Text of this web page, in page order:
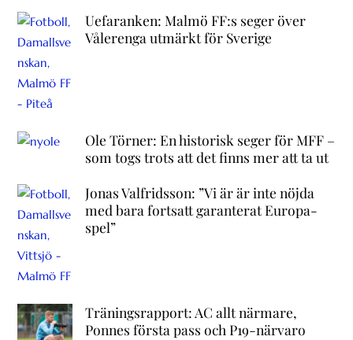
Uefaranken: Malmö FF:s seger över
Vålerenga utmärkt för Sverige
Ole Törner: En historisk seger för MFF –
som togs trots att det finns mer att ta ut
Jonas Valfridsson: ”Vi är är inte nöjda
med bara fortsatt garanterat Europa-
spel”
Träningsrapport: AC allt närmare,
Ponnes första pass och P19-närvaro